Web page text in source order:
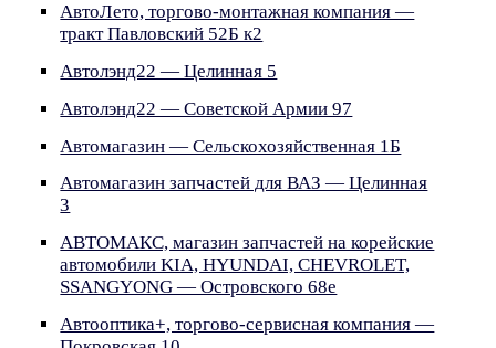
АвтоЛето, торгово-монтажная компания —
тракт Павловский 52Б к2
Автолэнд22 — Целинная 5
Автолэнд22 — Советской Армии 97
Автомагазин — Сельскохозяйственная 1Б
Автомагазин запчастей для ВАЗ — Целинная
3
АВТОМАКС, магазин запчастей на корейские
автомобили KIA, HYUNDAI, CHEVROLET,
SSANGYONG — Островского 68е
Автооптика+, торгово-сервисная компания —